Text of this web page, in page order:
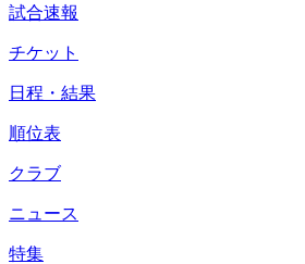
試合速報
チケット
日程・結果
順位表
クラブ
ニュース
特集